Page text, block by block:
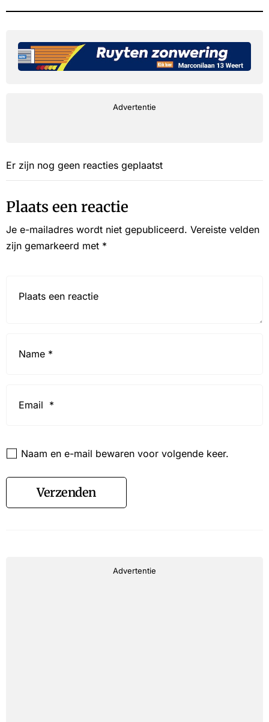
Advertentie
Er zijn nog geen reacties geplaatst
Plaats een reactie
Je e-mailadres wordt niet gepubliceerd. Vereiste velden
zijn gemarkeerd met *
Naam en e-mail bewaren voor volgende keer.
Verzenden
Advertentie